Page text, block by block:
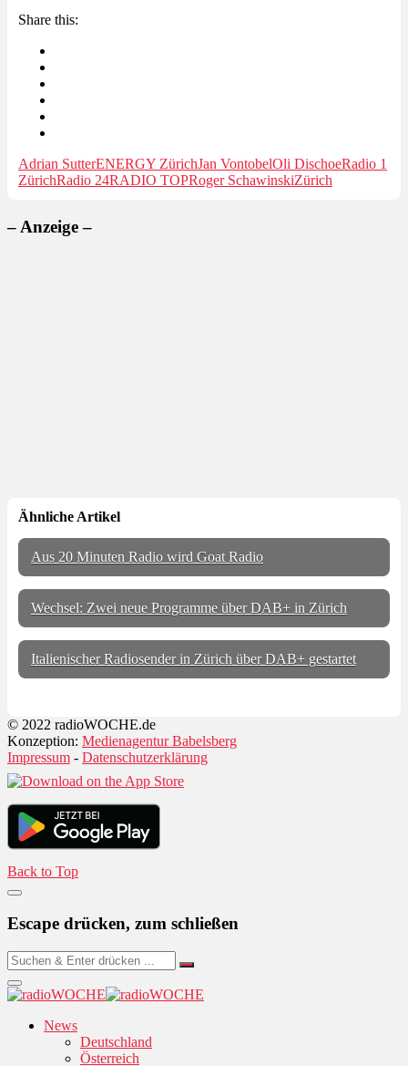
Share this:
Adrian SutterENERGY ZürichJan VontobelOli DischoeRadio 1
ZürichRadio 24RADIO TOPRoger SchawinskiZürich
– Anzeige –
Ähnliche Artikel
Aus 20 Minuten Radio wird Goat Radio
Wechsel: Zwei neue Programme über DAB+ in Zürich
Italienischer Radiosender in Zürich über DAB+ gestartet
© 2022 radioWOCHE.de
Konzeption: Medienagentur Babelsberg
Impressum - Datenschutzerklärung
Back to Top
Escape drücken, zum schließen
News
Deutschland
Österreich